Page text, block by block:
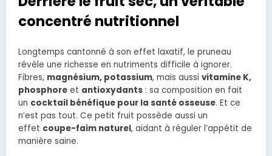
concentré nutritionnel
Longtemps cantonné à son effet laxatif, le pruneau
révèle une richesse en nutriments difficile à ignorer.
Fibres, magnésium, potassium, mais aussi vitamine K,
phosphore et antioxydants : sa composition en fait
un cocktail bénéfique pour la santé osseuse. Et ce
n’est pas tout. Ce petit fruit possède aussi un
effet coupe-faim naturel, aidant à réguler l’appétit de
manière saine.